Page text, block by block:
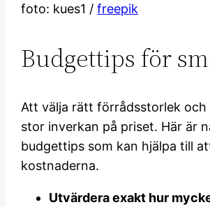
foto: kues1 /freepik
Budgettips för
Att välja rätt förrådsstorlek och
stor inverkan på priset. Här är
budgettips som kan hjälpa till
kostnaderna.
Utvärdera exakt hur